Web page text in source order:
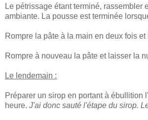
Le pétrissage étant terminé,
ambiante. La pousse est terminée
Rompre la pâte à la main en deux fois
Rompre à nouveau la pâte et laisser la
Le lendemain :
Préparer un sirop en portant à ébullition
heure. J'ai donc sauté l'étape du sirop.